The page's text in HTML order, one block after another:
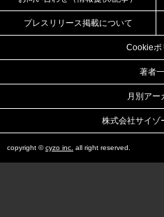
プレスリリース掲載について
Cookieポ
著者
月別アー
株式会社サイゾ
copyright ©cyzo inc. all right reserved.